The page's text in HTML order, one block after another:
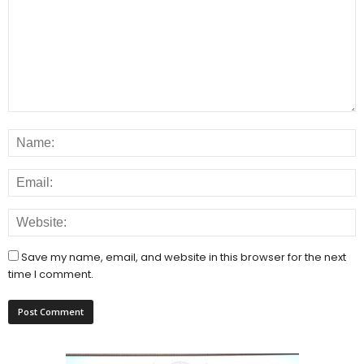
Save my name, email, and website in this browser for the next
time I comment.